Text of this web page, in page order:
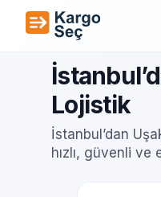
İçeriğe geç
Ana Sayfa
Lojistik
İstanbul’dan
hızlı, güvenli ve